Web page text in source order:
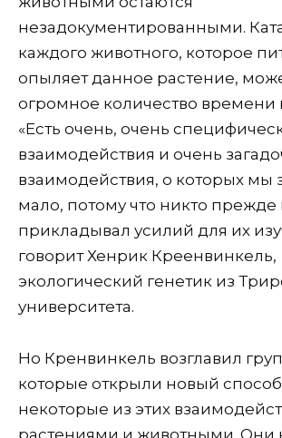
незадокументированными.
каждого животного, которое
опыляет данное растение,
огромное количество времени
«Есть очень, очень
взаимодействия и очень
взаимодействия, о которых мы
мало, потому что никто прежде
прикладывал усилий для их
говорит Хенрик Креенвинкель,
экологический генетик из
университета.
Но Кренвинкель возглавил
которые открыли новый
некоторые из этих
растениями и животными. Они